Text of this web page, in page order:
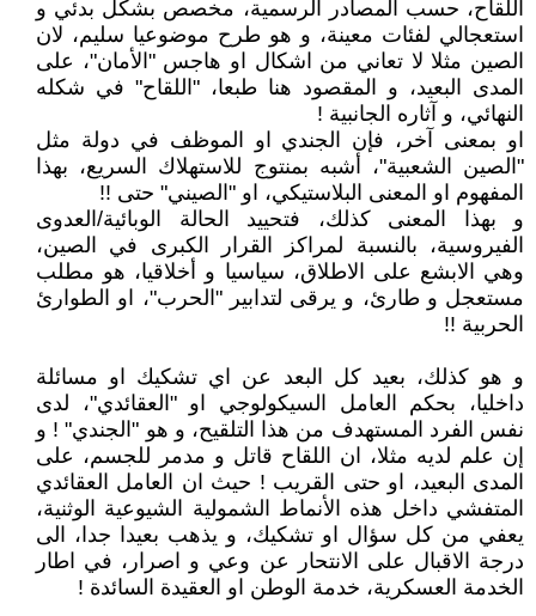
اللقاح، حسب المصادر الرسمية، مخصص بشكل بدئي و
استعجالي لفئات معينة، و هو طرح موضوعيا سليم، لان
الصين مثلا لا تعاني من اشكال او هاجس "الأمان"، على
المدى البعيد، و المقصود هنا طبعا، "اللقاح" في شكله
النهائي، و آثاره الجانبية !
او بمعنى آخر، فإن الجندي او الموظف في دولة مثل
"الصين الشعبية"، أشبه بمنتوج للاستهلاك السريع، بهذا
المفهوم او المعنى البلاستيكي، او "الصيني" حتى !!
و بهذا المعنى كذلك، فتحييد الحالة الوبائية/العدوى
الفيروسية، بالنسبة لمراكز القرار الكبرى في الصين،
وهي الابشع على الاطلاق، سياسيا و أخلاقيا، هو مطلب
مستعجل و طارئ، و يرقى لتدابير "الحرب"، او الطوارئ
الحربية !!
و هو كذلك، بعيد كل البعد عن اي تشكيك او مسائلة
داخليا، بحكم العامل السيكولوجي او "العقائدي"، لدى
نفس الفرد المستهدف من هذا التلقيح، و هو "الجندي" ! و
إن علم لديه مثلا، ان اللقاح قاتل و مدمر للجسم، على
المدى البعيد، او حتى القريب ! حيث ان العامل العقائدي
المتفشي داخل هذه الأنماط الشمولية الشيوعية الوثنية،
يعفي من كل سؤال او تشكيك، و يذهب بعيدا جدا، الى
درجة الاقبال على الانتحار عن وعي و اصرار، في اطار
الخدمة العسكرية، خدمة الوطن او العقيدة السائدة !